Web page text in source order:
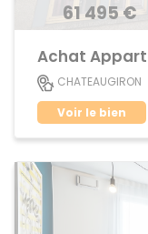
61 495 €
CHATEAUGIRON
Voir le bien